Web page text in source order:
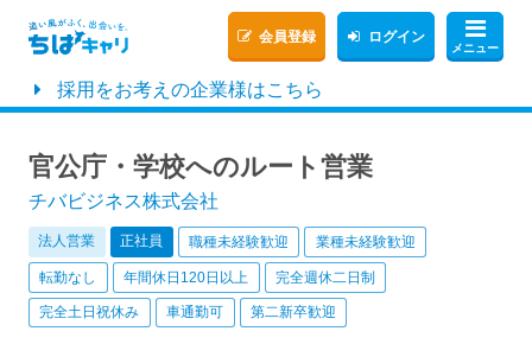
メニュー
会員登録 ログイン
採用をお考えの企業様はこちら
官公庁・学校へのルート営業
チバビジネス株式会社
法人営業 正社員 職種未経験歓迎 業種未経験歓迎
転勤なし 年間休日120日以上 完全週休二日制
完全土日祝休み 車通勤可 第二新卒歓迎